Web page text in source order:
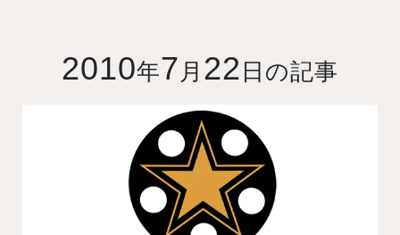
学生生活2010年7 月 22 日の記事